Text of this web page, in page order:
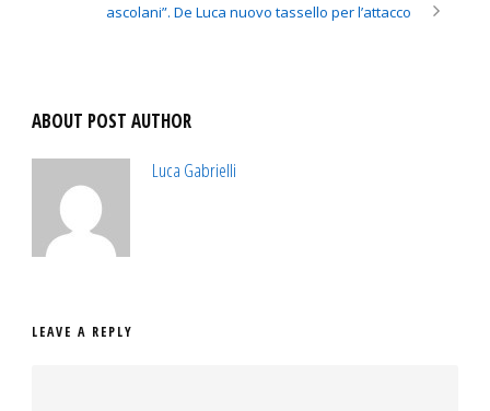
ascolani”. De Luca nuovo tassello per l’attacco
ABOUT POST AUTHOR
Luca Gabrielli
LEAVE A REPLY